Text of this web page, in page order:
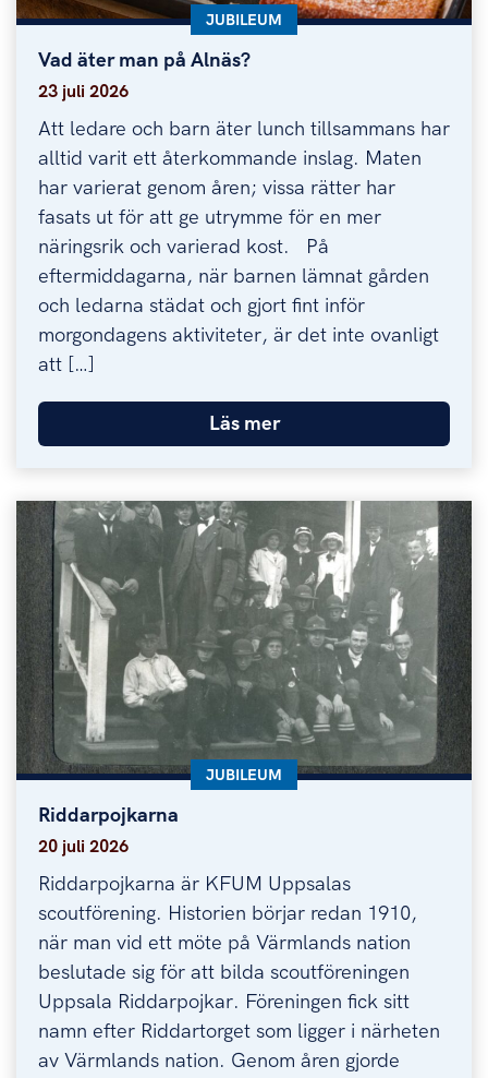
Vad äter man på Alnäs?
Vad äter man på Alnäs?
KATEGORI:
JUBILEUM
23 juli 2026
Att ledare och barn äter lunch tillsammans har
alltid varit ett återkommande inslag. Maten
har varierat genom åren; vissa rätter har
fasats ut för att ge utrymme för en mer
näringsrik och varierad kost. På
eftermiddagarna, när barnen lämnat gården
och ledarna städat och gjort fint inför
morgondagens aktiviteter, är det inte ovanligt
att […]
Läs mer
Riddarpojkarna
Riddarpojkarna
KATEGORI:
JUBILEUM
20 juli 2026
Riddarpojkarna är KFUM Uppsalas
scoutförening. Historien börjar redan 1910,
när man vid ett möte på Värmlands nation
beslutade sig för att bilda scoutföreningen
Uppsala Riddarpojkar. Föreningen fick sitt
namn efter Riddartorget som ligger i närheten
av Värmlands nation. Genom åren gjorde